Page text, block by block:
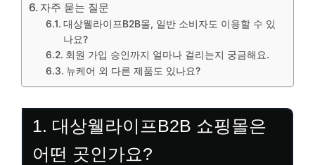
자주 묻는 질문
대상웰라이프B2B몰, 일반 소비자도 이용할 수 있
나요?
회원 가입 승인까지 얼마나 걸리는지 궁금해요.
뉴케어 외 다른 제품도 있나요?
1. 대상웰라이프B2B 쇼핑몰은
어떤 곳인가요?